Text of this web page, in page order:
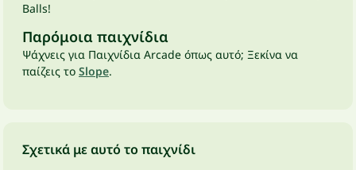
Balls!
Παρόμοια παιχνίδια
Ψάχνεις για Παιχνίδια Arcade όπως αυτό; Ξεκίνα να
παίζεις το Slope.
Σχετικά με αυτό το παιχνίδι